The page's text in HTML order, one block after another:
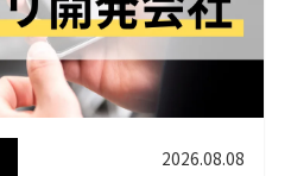
2026.08.08